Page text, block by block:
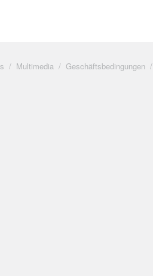
Multimedia Geschäftsbedingungen